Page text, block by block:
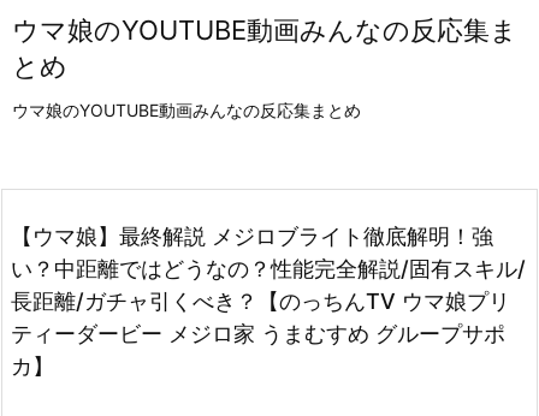
ウマ娘のYOUTUBE動画みんなの反応集ま
とめ
ウマ娘のYOUTUBE動画みんなの反応集まとめ
【ウマ娘】最終解説 メジロブライト徹底解明！強
い？中距離ではどうなの？性能完全解説/固有スキル/
長距離/ガチャ引くべき？【のっちんTV ウマ娘プリ
ティーダービー メジロ家 うまむすめ グループサポ
カ】